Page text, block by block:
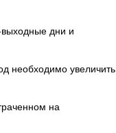
выходные дни и
необходимо увеличить
на